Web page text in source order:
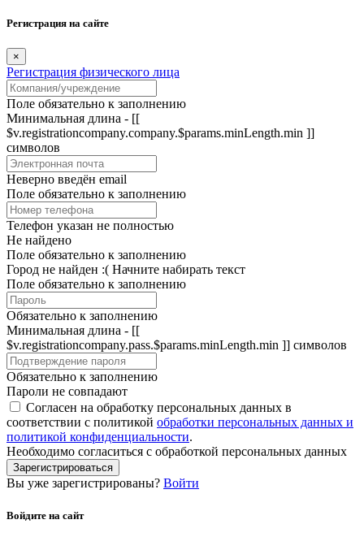
Регистрация на сайте
×
Регистрация физического лица
Поле обязательно к заполнению
Минимальная длина - [[
$v.registrationcompany.company.$params.minLength.min ]]
символов
Неверно введён email
Поле обязательно к заполнению
Телефон указан не полностью
Не найдено
Поле обязательно к заполнению
Город не найден :( Начните набирать текст
Поле обязательно к заполнению
Обязательно к заполнению
Минимальная длина - [[
$v.registrationcompany.pass.$params.minLength.min ]] символов
Обязательно к заполнению
Пароли не совпадают
Согласен на обработку персональных данных в
соответствии с политикой обработки персональных данных и
политикой конфиденциальности.
Необходимо согласиться с обработкой персональных данных
Зарегистрироваться
Вы уже зарегистрированы? Войти
Войдите на сайт